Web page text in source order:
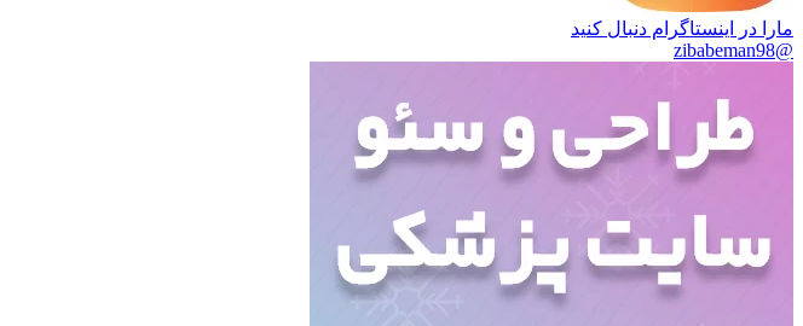
مارا در اینستاگرام دنبال کنید
@zibabeman98